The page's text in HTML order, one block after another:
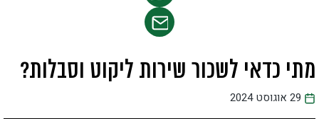
מתי כדאי לשכור שירות ליקוט וסבלות?